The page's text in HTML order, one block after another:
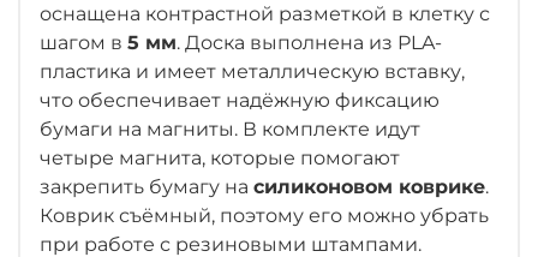
оснащена контрастной разметкой в клетку с
шагом в 5 мм. Доска выполнена из PLA-
пластика и имеет металлическую вставку,
что обеспечивает надёжную фиксацию
бумаги на магниты. В комплекте идут
четыре магнита, которые помогают
закрепить бумагу на силиконовом коврике.
Коврик съёмный, поэтому его можно убрать
при работе с резиновыми штампами.